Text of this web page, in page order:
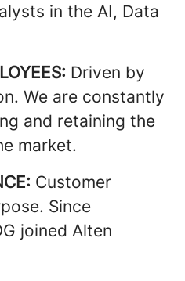
in the AI, Data
Driven by
We are constantly
and retaining the
market.
Customer
Since
joined Alten